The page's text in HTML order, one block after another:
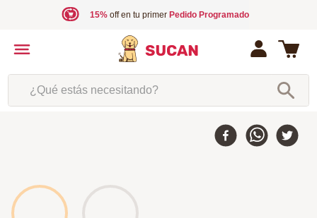
15%off en tu primer Pedido Programado
¿Qué estás necesitando?